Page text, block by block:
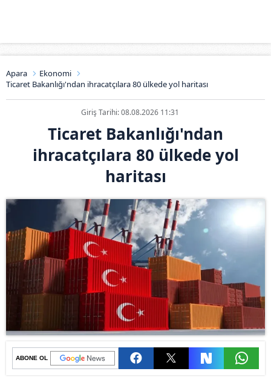
Apara
Ekonomi
Ticaret Bakanlığı'ndan ihracatçılara 80 ülkede yol haritası
Giriş Tarihi: 08.08.2026 11:31
Ticaret Bakanlığı'ndan
ihracatçılara 80 ülkede yol
haritası
ABONE OL